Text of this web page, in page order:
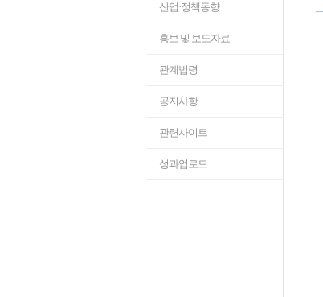
산업·정책동향
홍보 및 보도자료
관계법령
공지사항
관련사이트
성과업로드